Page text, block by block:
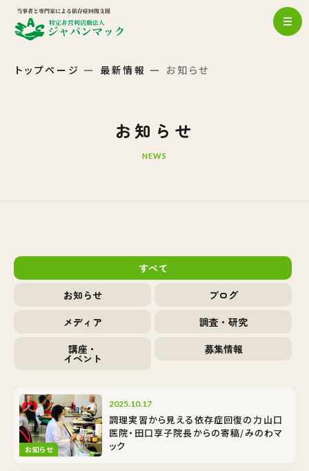
トップページ 最新情報 お知らせ
お知らせ
NEWS
すべて
お知らせ
ブログ
メディア
調査・研究
講座・
イベント
募集情報
お知らせ
2025.10.17
調理実習から見える依存症回復の力――山口
医院・田口享子院長からの寄稿/みのわマ
ック